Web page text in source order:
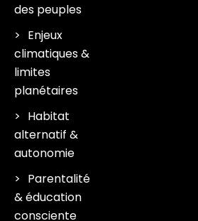
des peuples
Enjeux
climatiques &
limites
planétaires
Habitat
alternatif &
autonomie
Parentalité
& éducation
consciente